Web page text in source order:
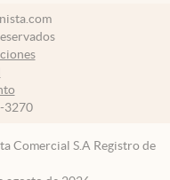
3270
Comercial S.A Registro de